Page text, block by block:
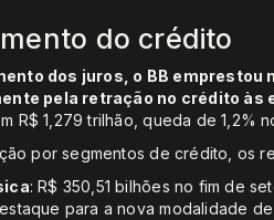
do crédito
dos juros, o BB
pela retração no crédito às
R$ 1,279 trilhão, queda de 1,2%
por segmentos de crédito, os
: R$ 350,51 bilhões no fim de
para a nova modalidade